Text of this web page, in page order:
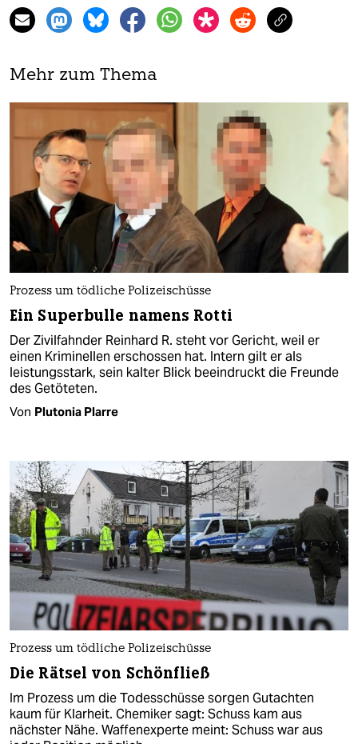
Mehr zum Thema
Prozess um tödliche Polizeischüsse
Ein Superbulle namens Rotti
Der Zivilfahnder Reinhard R. steht vor Gericht, weil er
einen Kriminellen erschossen hat. Intern gilt er als
leistungsstark, sein kalter Blick beeindruckt die Freunde
des Getöteten.
Von Plutonia Plarre
Prozess um tödliche Polizeischüsse
Die Rätsel von Schönfließ
Im Prozess um die Todesschüsse sorgen Gutachten
kaum für Klarheit. Chemiker sagt: Schuss kam aus
nächster Nähe. Waffenexperte meint: Schuss war aus